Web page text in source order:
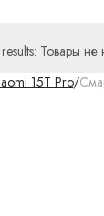
Товары не
15T Pro/